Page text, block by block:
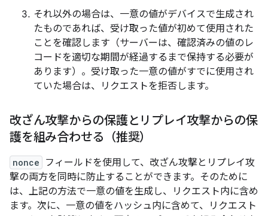
それ以外の場合は、一意の値がデバイスで生成され
たものであれば、受け取った値が初めて使用された
ことを確認します（サーバーは、確認済みの値のレ
コードを適切な期間が経過するまで保持する必要が
あります）。受け取った一意の値がすでに使用され
ていた場合は、リクエストを拒否します。
改ざん攻撃からの保護とリプレイ攻撃からの保
護を組み合わせる（推奨）
nonce
フィールドを使用して、改ざん攻撃とリプレイ攻
撃の両方を同時に防止することができます。そのために
は、上記の方法で一意の値を生成し、リクエスト内に含め
ます。次に、一意の値をハッシュ内に含めて、リクエスト